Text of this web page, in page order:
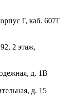
Г, каб. 607Г
2 этаж,
д. 1В
д. 15